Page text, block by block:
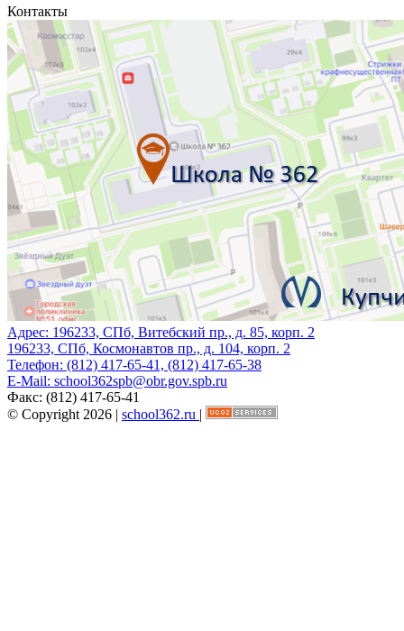
Контакты
Адрес: 196233, СПб, Витебский пр., д. 85, корп. 2
196233, СПб, Космонавтов пр., д. 104, корп. 2
Телефон: (812) 417-65-41, (812) 417-65-38
E-Mail: school362spb@obr.gov.spb.ru
Факс: (812) 417-65-41
© Copyright 2026 | school362.ru |